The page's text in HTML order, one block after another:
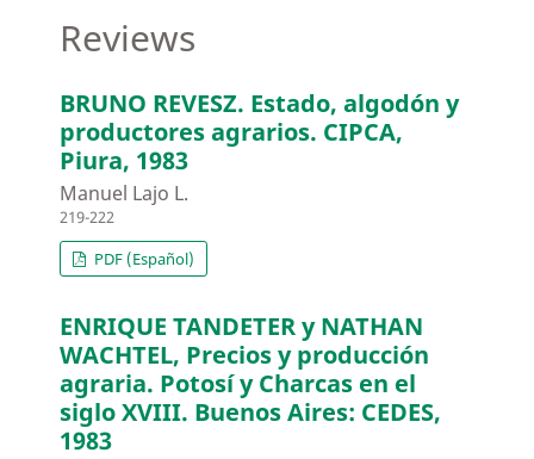
Reviews
BRUNO REVESZ. Estado, algodón y
productores agrarios. CIPCA,
Piura, 1983
Manuel Lajo L.
219-222
PDF (Español)
ENRIQUE TANDETER y NATHAN
WACHTEL, Precios y producción
agraria. Potosí y Charcas en el
siglo XVIII. Buenos Aires: CEDES,
1983